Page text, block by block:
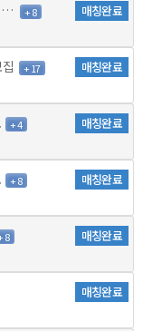
3세 3개월 여 주1회 놀이치료사, 미술치료사 홈티 모.. + 8 매칭완료
+ 17 매칭완료
+ 4 매칭완료
+ 8 매칭완료
8 매칭완료
매칭완료